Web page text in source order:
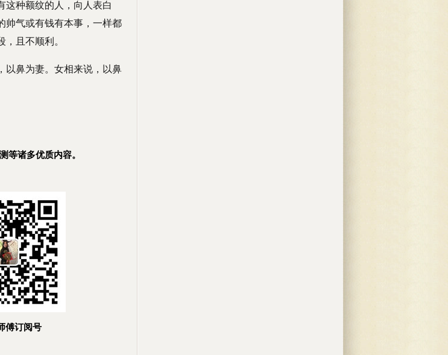
这种额纹的人，向人表白
帅气或有钱有本事，一样都
且不顺利。
以鼻为妻。女相来说，以鼻
等诸多优质内容。
傅订阅号